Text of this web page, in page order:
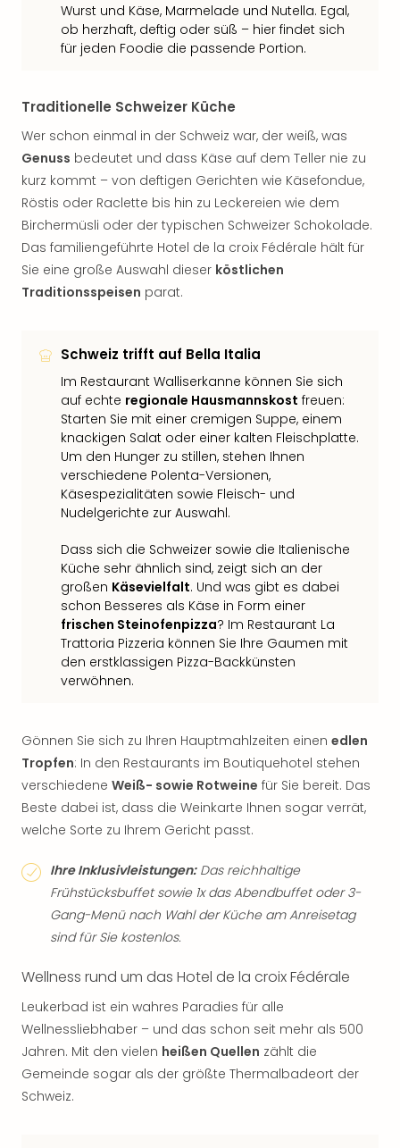
Wurst und Käse, Marmelade und Nutella. Egal,
ob herzhaft, deftig oder süß – hier findet sich
für jeden Foodie die passende Portion.
Traditionelle Schweizer Küche
Wer schon einmal in der Schweiz war, der weiß, was
Genuss bedeutet und dass Käse auf dem Teller nie zu
kurz kommt – von deftigen Gerichten wie Käsefondue,
Röstis oder Raclette bis hin zu Leckereien wie dem
Birchermüsli oder der typischen Schweizer Schokolade.
Das familiengeführte Hotel de la croix Fédérale hält für
Sie eine große Auswahl dieser köstlichen
Traditionsspeisen parat.
Schweiz trifft auf Bella Italia
Im Restaurant Walliserkanne können Sie sich
auf echte regionale Hausmannskost freuen:
Starten Sie mit einer cremigen Suppe, einem
knackigen Salat oder einer kalten Fleischplatte.
Um den Hunger zu stillen, stehen Ihnen
verschiedene Polenta-Versionen,
Käsespezialitäten sowie Fleisch- und
Nudelgerichte zur Auswahl.
Dass sich die Schweizer sowie die Italienische
Küche sehr ähnlich sind, zeigt sich an der
großen Käsevielfalt. Und was gibt es dabei
schon Besseres als Käse in Form einer
frischen Steinofenpizza? Im Restaurant La
Trattoria Pizzeria können Sie Ihre Gaumen mit
den erstklassigen Pizza-Backkünsten
verwöhnen.
Gönnen Sie sich zu Ihren Hauptmahlzeiten einen edlen
Tropfen: In den Restaurants im Boutiquehotel stehen
verschiedene Weiß- sowie Rotweine für Sie bereit. Das
Beste dabei ist, dass die Weinkarte Ihnen sogar verrät,
welche Sorte zu Ihrem Gericht passt.
Ihre Inklusivleistungen:Das reichhaltige
Frühstücksbuffet sowie 1x das Abendbuffet oder 3-
Gang-Menü nach Wahl der Küche am Anreisetag
sind für Sie kostenlos.
Wellness rund um das Hotel de la croix Fédérale
Leukerbad ist ein wahres Paradies für alle
Wellnessliebhaber – und das schon seit mehr als 500
Jahren. Mit den vielen heißen Quellen zählt die
Gemeinde sogar als der größte Thermalbadeort der
Schweiz.